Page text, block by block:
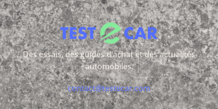
Des essais, des guides d’achat et des actualités
automobiles.
contact@testecar.com